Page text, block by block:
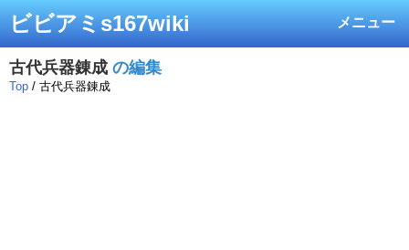
メニュー
ビビアミs167wiki
古代兵器錬成 の編集
Top / 古代兵器錬成